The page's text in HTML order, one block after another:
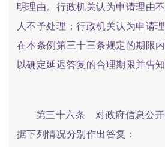
明理由。行政机关认为申请理由
人不予处理；行政机关认为申请
在本条例第三十三条规定的期限
以确定延迟答复的合理期限并告知
第三十六条 对政府信息公
据下列情况分别作出答复：